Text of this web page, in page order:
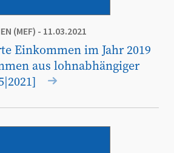
(MEF) - 11.03.2021
Einkommen im Jahr 2019
aus lohnabhängiger